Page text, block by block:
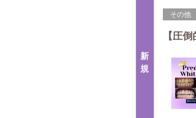
新
規
その他
【圧